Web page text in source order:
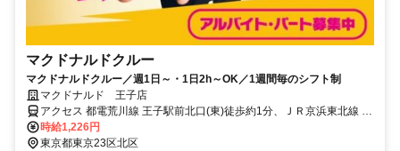
マクドナルドクルー
マクドナルドクルー／週1日～・1日2h～OK／1週間毎のシフト制
マクドナルド 王子店
アクセス 都電荒川線 王子駅前北口(東)徒歩約1分、ＪＲ京浜東北線 王
子1番口徒歩約1分、東京メトロ南北線 王子1番口徒歩約1分 王子駅前
[都営都電荒川線] 王子 [JR京浜東北線] 王子 [東京メトロ南北線] 飛鳥山
時給1,226円
東京都東京23区北区